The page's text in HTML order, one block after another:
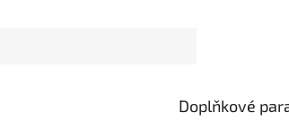
Doplňkové